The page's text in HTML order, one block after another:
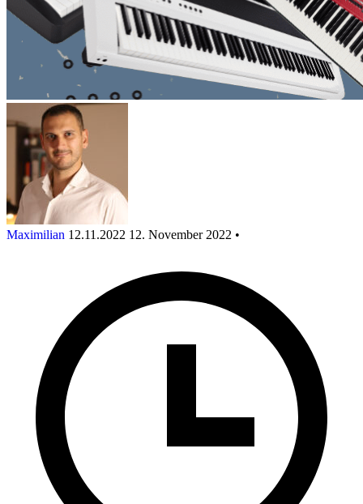
Maximilian 12.11.2022 12. November 2022 •